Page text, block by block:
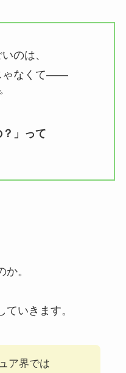
のは、
ゃなくて――
？」って
。
いきます。
ア界では